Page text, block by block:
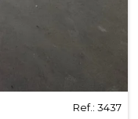
Ref.: 3437